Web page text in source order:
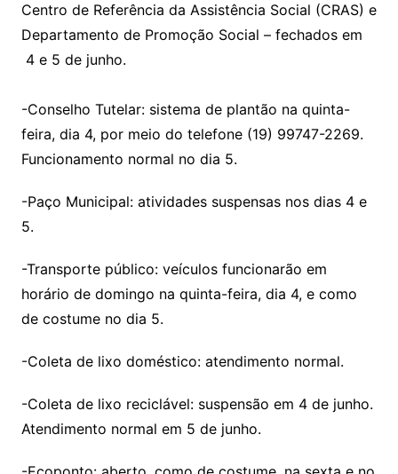
Centro de Referência da Assistência Social (CRAS) e
Departamento de Promoção Social – fechados em
4 e 5 de junho.
-Conselho Tutelar: sistema de plantão na quinta-
feira, dia 4, por meio do telefone (19) 99747-2269.
Funcionamento normal no dia 5.
-Paço Municipal: atividades suspensas nos dias 4 e
5.
-Transporte público: veículos funcionarão em
horário de domingo na quinta-feira, dia 4, e como
de costume no dia 5.
-Coleta de lixo doméstico: atendimento normal.
-Coleta de lixo reciclável: suspensão em 4 de junho.
Atendimento normal em 5 de junho.